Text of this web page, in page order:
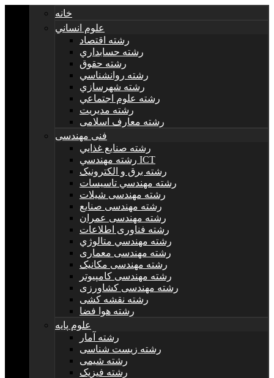
خانه
علوم انساني
رشته اقتصاد
رشته حسابداري
رشته حقوق
رشته روانشناسي
رشته شهرسازي
رشته علوم اجتماعي
رشته مديريت
رشته معارف اسلامی
فنی مهندسی
رشته صنايع غذايي
رشته مهندسي ICT
رشته برق و الکترونيک
رشته مهندسي تاسيسات
رشته مهندسی شیلات
رشته مهندسی صنایع
رشته مهندسی عمران
رشته فناوری اطلاعات
رشته مهندسي متالوژي
رشته مهندسی معماری
رشته مهندسی مکانیک
رشته مهندسی کامپیوتر
رشته مهندسی کشاورزی
رشته نقشه کشی
رشته هوا فضا
علوم پایه
رشته آمار
رشته زیست شناسی
رشته شیمی
رشته فیزیک